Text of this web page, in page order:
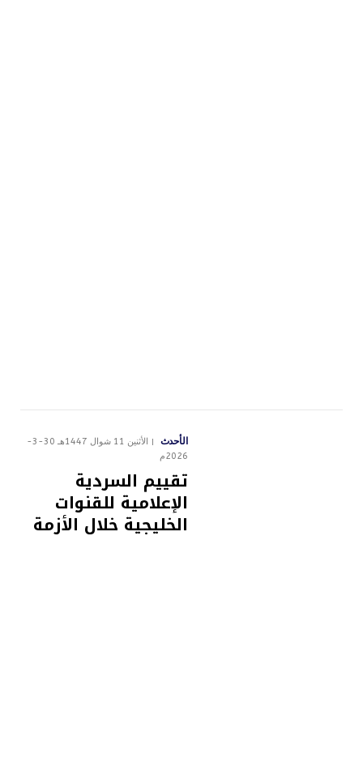
الأحدث
الأثنين 11 شوال 1447هـ 30-3-
2026م
تقييم السردية
الإعلامية للقنوات
الخليجية خلال الأزمة